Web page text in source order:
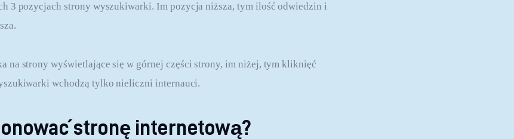
3 pozycjach strony wyszukiwarki. Im pozycja niższa, tym ilość odwiedzin i
na strony wyświetlające się w górnej części strony, im niżej, tym kliknięć
wchodzą tylko nieliczni internauci.
stronę internetową?